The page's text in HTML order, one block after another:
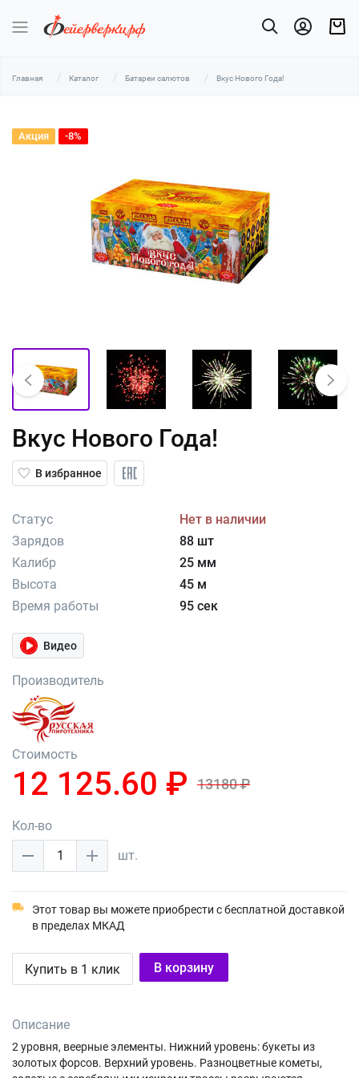
Главная Каталог Батареи салютов Вкус Нового Года!
Акция -8%
Вкус Нового Года!
В избранное
Статус
Нет в наличии
Зарядов
88 шт
Калибр
25 мм
Высота
45 м
Время работы
95 сек
Видео
Производитель
Стоимость
12 125.60 ₽ 13180 ₽
Кол-во
1
шт.
Этот товар вы можете приобрести с бесплатной доставкой
в пределах МКАД
Купить в 1 клик В корзину
Описание
2 уровня, веерные элементы. Нижний уровень: букеты из
золотых форсов. Верхний уровень. Разноцветные кометы,